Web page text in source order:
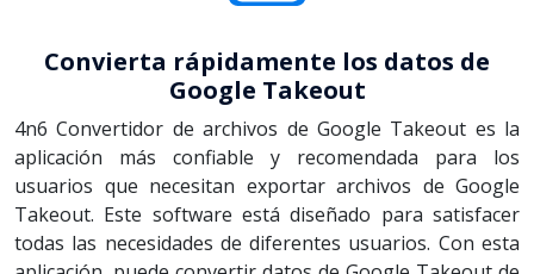
Convierta rápidamente los datos de
Google Takeout
4n6 Convertidor de archivos de Google Takeout es la
aplicación más confiable y recomendada para los
usuarios que necesitan exportar archivos de Google
Takeout. Este software está diseñado para satisfacer
todas las necesidades de diferentes usuarios. Con esta